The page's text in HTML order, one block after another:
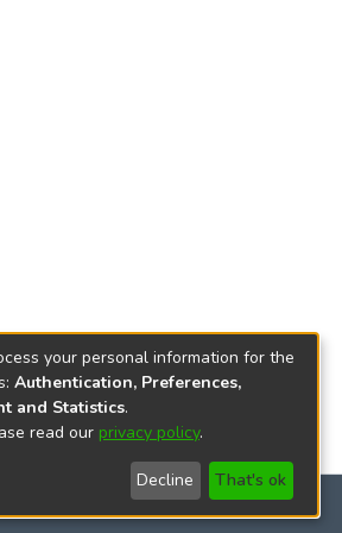
your personal information for the
Authentication, Preferences,
and Statistics.
read our privacy policy.
Decline That's ok